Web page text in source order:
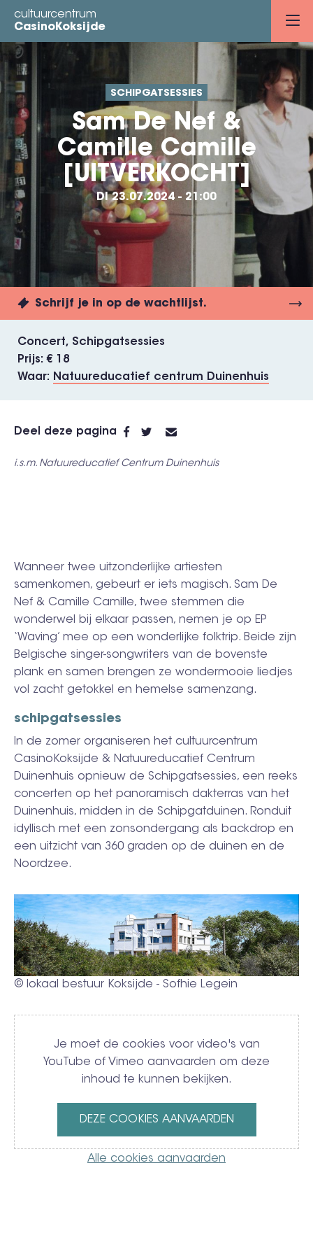
Overslaan
naar
de
inhoud
gaan
cultuurcentrum
CasinoKoksijde
SCHIPGATSESSIES
Sam De Nef &
Camille Camille
[UITVERKOCHT]
DI 23.07.2024 - 21:00
Schrijf je in op de wachtlijst.
Concert
Schipgatsessies
Prijs
€ 18
Waar
Natuureducatief centrum Duinenhuis
Deel deze pagina
i.s.m. Natuureducatief Centrum Duinenhuis
Wanneer twee uitzonderlijke artiesten
samenkomen, gebeurt er iets magisch. Sam De
Nef & Camille Camille, twee stemmen die
wonderwel bij elkaar passen, nemen je op EP
‘Waving’ mee op een wonderlijke folktrip. Beide zijn
Belgische singer-songwriters van de bovenste
plank en samen brengen ze wondermooie liedjes
vol zacht getokkel en hemelse samenzang.
schipgatsessies
In de zomer organiseren het cultuurcentrum
CasinoKoksijde & Natuureducatief Centrum
Duinenhuis opnieuw de Schipgatsessies, een reeks
concerten op het panoramisch dakterras van het
Duinenhuis, midden in de Schipgatduinen. Ronduit
idyllisch met een zonsondergang als backdrop en
een uitzicht van 360 graden op de duinen en de
Noordzee.
© lokaal bestuur Koksijde - Sofhie Legein
Video
Je moet de cookies voor video's van
YouTube of Vimeo aanvaarden om deze
inhoud te kunnen bekijken.
DEZE COOKIES AANVAARDEN
Alle cookies aanvaarden